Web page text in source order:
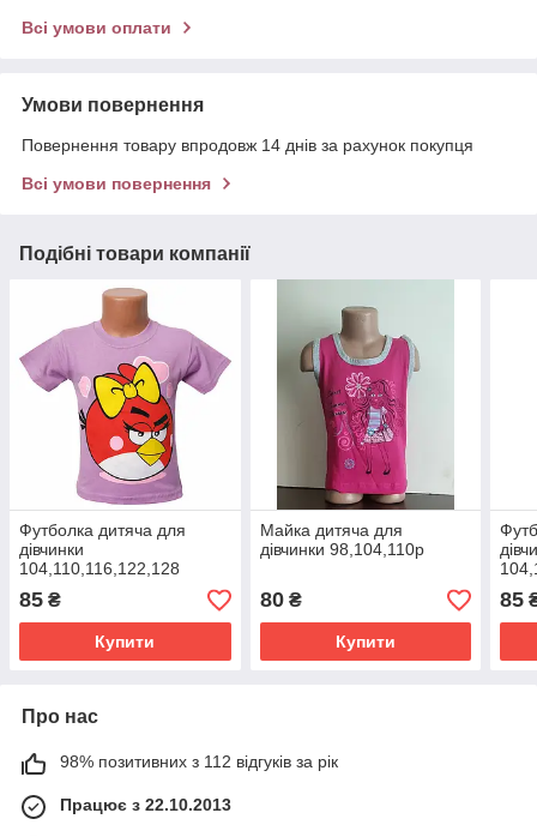
Всі умови оплати
Умови повернення
Повернення товару впродовж 14 днів за рахунок покупця
Всі умови повернення
Подібні товари компанії
Футболка дитяча для
дівчинки
104,110,116,122,128
85 ₴
Купити
Майка дитяча для
дівчинки 98,104,110р
80₴
Купити
85
Про нас
98% позитивних з 112 відгуків за рік
Працює з 22.10.2013